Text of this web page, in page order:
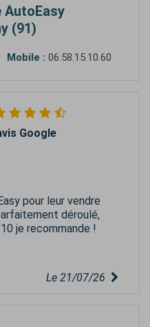
AutoEasy
(91)
Mobile : 06.58.15.10.60
Google
pour leur vendre
déroulé,
je recommande !
Le 21/07/26